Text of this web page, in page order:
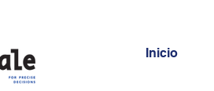
Inicio